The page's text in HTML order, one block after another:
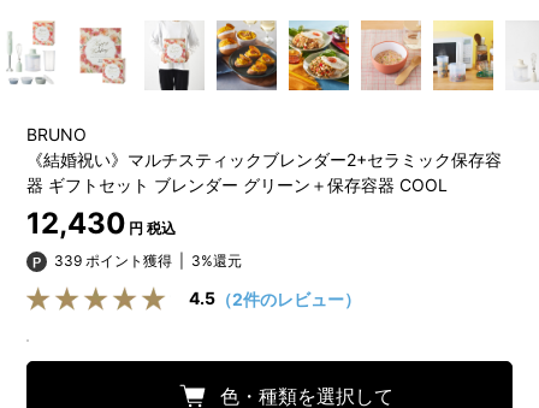
BRUNO
《結婚祝い》マルチスティックブレンダー2+セラミック保存容
器 ギフトセット ブレンダー グリーン＋保存容器 COOL
12,430 円 税込
339 ポイント獲得
3%還元
4.5 （2件のレビュー）
色・種類を選択して